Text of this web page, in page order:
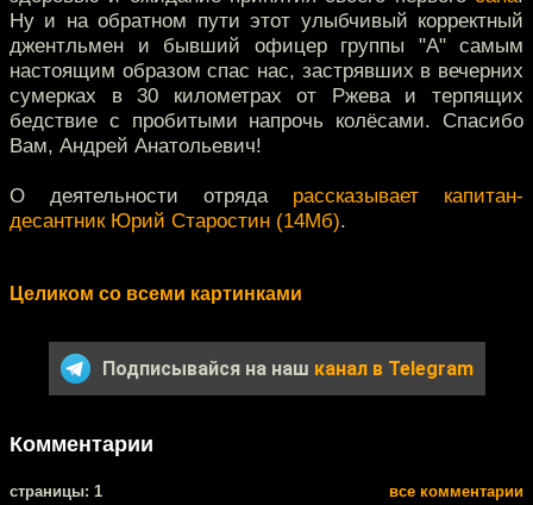
Ну и на обратном пути этот улыбчивый корректный
джентльмен и бывший офицер группы "А" самым
настоящим образом спас нас, застрявших в вечерних
сумерках в 30 километрах от Ржева и терпящих
бедствие с пробитыми напрочь колёсами. Спасибо
Вам, Андрей Анатольевич!
О деятельности отряда рассказывает капитан-
десантник Юрий Старостин (14Мб).
Целиком со всеми картинками
Подписывайся на наш канал в Telegram
Комментарии
cтраницы: 1 все комментарии